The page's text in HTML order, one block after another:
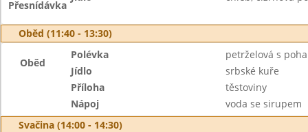
Přesnídávka
Oběd (11:40 - 13:30)
Oběd
Polévka
petrželová s
Jídlo
srbské kuře
Příloha
těstoviny
Nápoj
voda se sirupem
Svačina (14:00 - 14:30)